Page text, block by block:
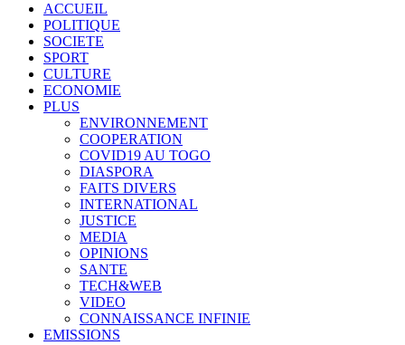
ACCUEIL
POLITIQUE
SOCIETE
SPORT
CULTURE
ECONOMIE
PLUS
ENVIRONNEMENT
COOPERATION
COVID19 AU TOGO
DIASPORA
FAITS DIVERS
INTERNATIONAL
JUSTICE
MEDIA
OPINIONS
SANTE
TECH&WEB
VIDEO
CONNAISSANCE INFINIE
EMISSIONS